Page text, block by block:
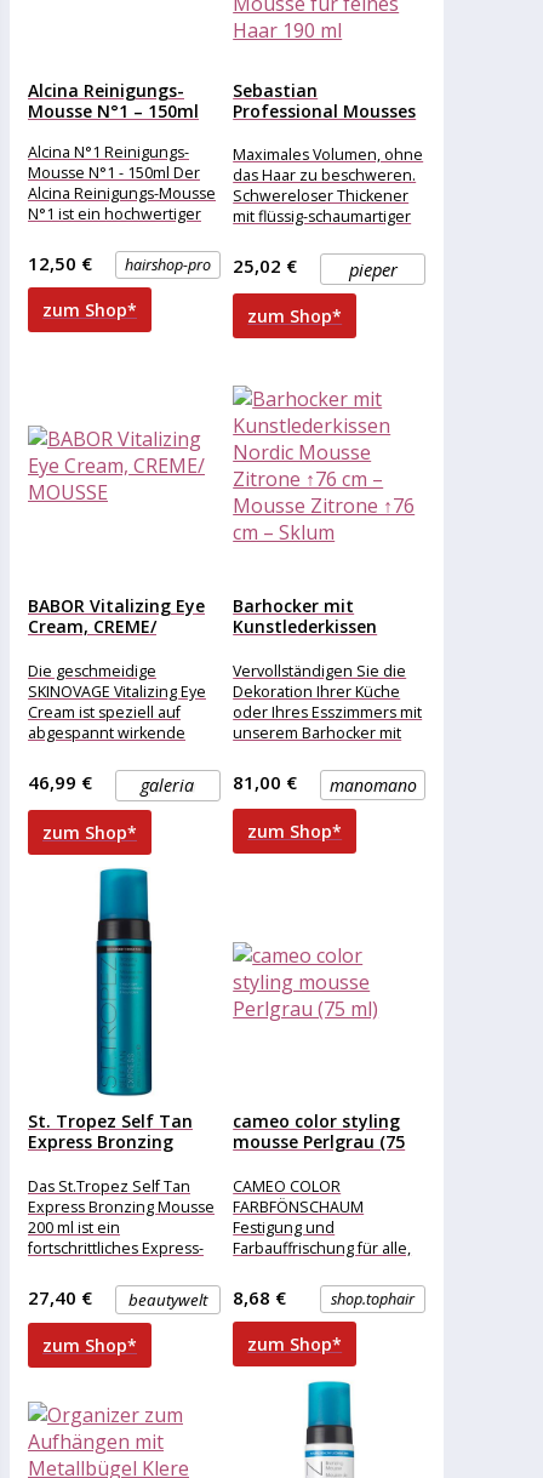
Alcina Reinigungs-
Mousse N°1 – 150ml
Alcina N°1 Reinigungs-
Mousse N°1 - 150ml Der
Alcina Reinigungs-Mousse
N°1 ist ein hochwertiger
gründliche Reinigung der
hairshop-pro
12,50 €
zum Shop*
Sebastian
Professional Mousses
Thickefy Foam...
Maximales Volumen, ohne
das Haar zu beschweren.
Schwereloser Thickener
mit flüssig-schaumartiger
gesteigertes Volumen und
langanhaltende Fülle.
Geschmeidiger Halt
pieper
25,02 €
zum Shop*
BABOR Vitalizing Eye
Cream, CREME/
Die geschmeidige
SKINOVAGE Vitalizing Eye
Cream ist speziell auf
abgespannt wirkende
und pflegt das sensible
Areal intensiv. Diegaleria
46,99 €
zum Shop*
Barhocker mit
Kunstlederkissen
↑76...
Vervollständigen Sie die
Dekoration Ihrer Küche
oder Ihres Esszimmers mit
unserem Barhocker mit
Ein Hocker im nordischen
Stil,
manomano
81,00 €
zum Shop*
St. Tropez Self Tan
Express Bronzing
Das St.Tropez Self Tan
Express Bronzing Mousse
200 ml ist ein
fortschrittliches Express-
für eine gesunde,
natürliche und
streifenfreie Bräune.
beautywelt
27,40 €
zum Shop*
cameo color styling
mousse Perlgrau (75
CAMEO COLOR
FARBFÖNSCHAUM
Festigung und
Farbauffrischung für alle,
nichts verzichten
möchten. Der cameo color
shop.tophair
8,68 €
zum Shop*